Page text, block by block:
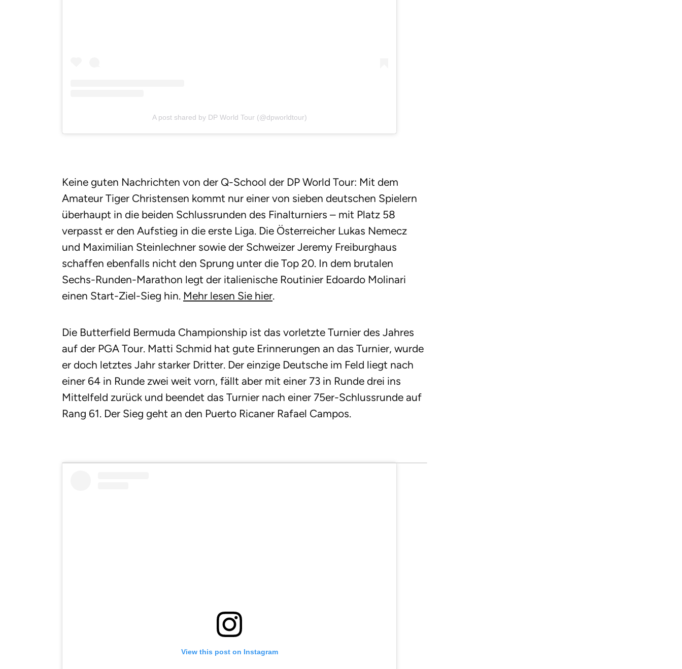
A post shared by DP World Tour (@dpworldtour)
Keine guten Nachrichten von der Q-School der DP World Tour: Mit dem
Amateur Tiger Christensen kommt nur einer von sieben deutschen Spielern
überhaupt in die beiden Schlussrunden des Finalturniers – mit Platz 58
verpasst er den Aufstieg in die erste Liga. Die Österreicher Lukas Nemecz
und Maximilian Steinlechner sowie der Schweizer Jeremy Freiburghaus
schaffen ebenfalls nicht den Sprung unter die Top 20. In dem brutalen
Sechs-Runden-Marathon legt der italienische Routinier Edoardo Molinari
einen Start-Ziel-Sieg hin. Mehr lesen Sie hier.
Die Butterfield Bermuda Championship ist das vorletzte Turnier des Jahres
auf der PGA Tour. Matti Schmid hat gute Erinnerungen an das Turnier, wurde
er doch letztes Jahr starker Dritter. Der einzige Deutsche im Feld liegt nach
einer 64 in Runde zwei weit vorn, fällt aber mit einer 73 in Runde drei ins
Mittelfeld zurück und beendet das Turnier nach einer 75er-Schlussrunde auf
Rang 61. Der Sieg geht an den Puerto Ricaner Rafael Campos.
View this post on Instagram